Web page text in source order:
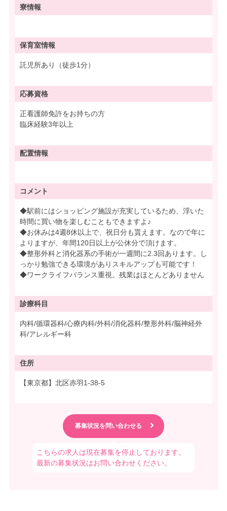
寮情報
保育室情報
託児所あり（徒歩1分）
応募資格
正看護師免許をお持ちの方
臨床経験3年以上
配置情報
コメント
◆駅前にはショッピング施設が充実しているため、浮いた
時間に買い物を楽しむこともできますよ♪
◆お休みは4週8休以上で、祝日分も貰えます。なので年に
よりますが、年間120日以上が公休分で頂けます。
◆整形外科と消化器系の手術が一週間に2.3回あります。し
っかり勉強できる環境がありスキルアップも可能です！
◆ワークライフバランス重視。残業はほとんどありません
診療科目
内科/循環器科/心療内科/外科/消化器科/整形外科/脳神経外
科/アレルギー科
住所
【東京都】北区赤羽1-38-5
こちらの求人は現在募集を停止しております。
最新の募集状況はお問い合わせください。